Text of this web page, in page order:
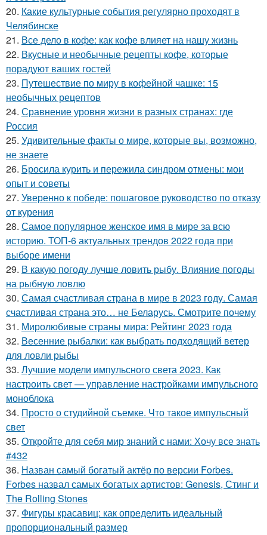
20. Какие культурные события регулярно проходят в
Челябинске
21. Все дело в кофе: как кофе влияет на нашу жизнь
22. Вкусные и необычные рецепты кофе, которые
порадуют ваших гостей
23. Путешествие по миру в кофейной чашке: 15
необычных рецептов
24. Сравнение уровня жизни в разных странах: где
Россия
25. Удивительные факты о мире, которые вы, возможно,
не знаете
26. Бросила курить и пережила синдром отмены: мои
опыт и советы
27. Уверенно к победе: пошаговое руководство по отказу
от курения
28. Самое популярное женское имя в мире за всю
историю. ТОП-6 актуальных трендов 2022 года при
выборе имени
29. В какую погоду лучше ловить рыбу. Влияние погоды
на рыбную ловлю
30. Самая счастливая страна в мире в 2023 году. Самая
счастливая страна это… не Беларусь. Смотрите почему
31. Миролюбивые страны мира: Рейтинг 2023 года
32. Весенние рыбалки: как выбрать подходящий ветер
для ловли рыбы
33. Лучшие модели импульсного света 2023. Как
настроить свет — управление настройками импульсного
моноблока
34. Просто о студийной съемке. Что такое импульсный
свет
35. Откройте для себя мир знаний с нами: Хочу все знать
#432
36. Назван самый богатый актёр по версии Forbes.
Forbes назвал самых богатых артистов: Genesis, Стинг и
The Rolling Stones
37. Фигуры красавиц: как определить идеальный
пропорциональный размер